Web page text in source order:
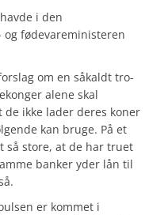
i den
fødevareministeren
om en såkaldt tro-
alene skal
ikke lader deres koner
kan bruge. På et
så store, at de har truet
banker yder lån til
er kommet i